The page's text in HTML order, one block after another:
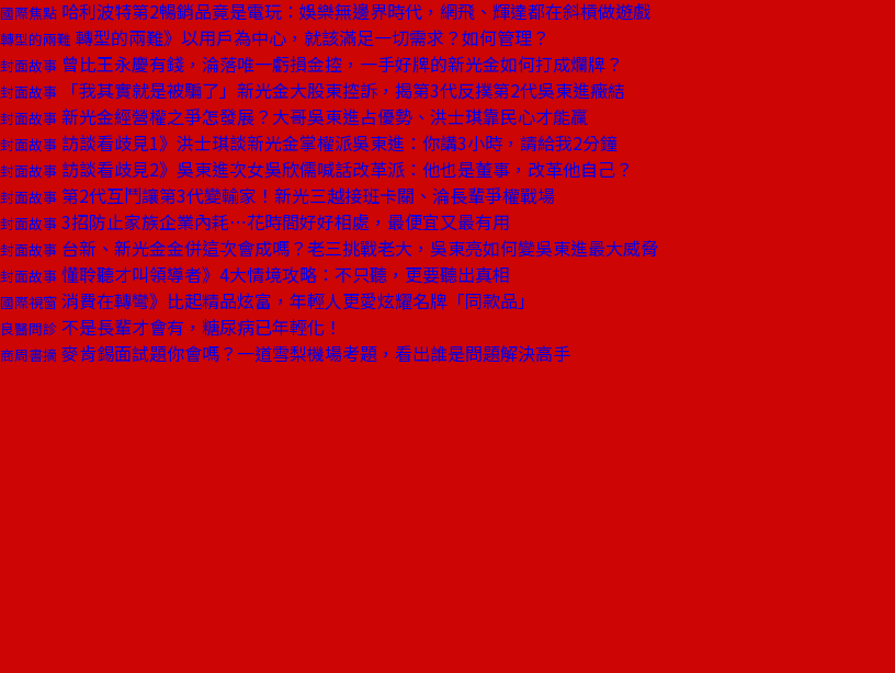
國際焦點 哈利波特第2暢銷品竟是電玩：娛樂無邊界時代，網飛、輝達都在斜槓做遊戲
轉型的兩難 轉型的兩難》以用戶為中心，就該滿足一切需求？如何管理？
封面故事 曾比王永慶有錢，淪落唯一虧損金控，一手好牌的新光金如何打成爛牌？
封面故事 「我其實就是被騙了」新光金大股東控訴，揭第3代反撲第2代吳東進癥結
封面故事 新光金經營權之爭怎發展？大哥吳東進占優勢、洪士琪靠民心才能贏
封面故事 訪談看歧見1》洪士琪談新光金掌權派吳東進：你講3小時，請給我2分鐘
封面故事 訪談看歧見2》吳東進次女吳欣儒喊話改革派：他也是董事，改革他自己？
封面故事 第2代互鬥讓第3代變輸家！新光三越接班卡關、淪長輩爭權戰場
封面故事 3招防止家族企業內耗⋯花時間好好相處，最便宜又最有用
封面故事 台新、新光金金併這次會成嗎？老三挑戰老大，吳東亮如何變吳東進最大威脅
封面故事 懂聆聽才叫領導者》4大情境攻略：不只聽，更要聽出真相
國際視窗 消費在轉彎》比起精品炫富，年輕人更愛炫耀名牌「同款品」
良醫問診 不是長輩才會有，糖尿病已年輕化！
商周書摘 麥肯錫面試題你會嗎？一道雪梨機場考題，看出誰是問題解決高手